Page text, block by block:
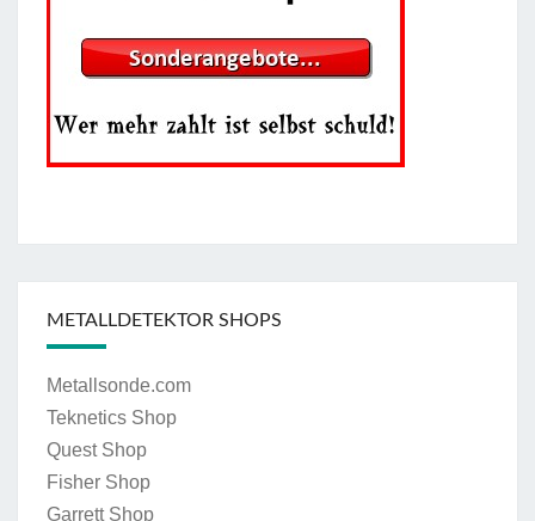
METALLDETEKTOR SHOPS
Metallsonde.com
Teknetics Shop
Quest Shop
Fisher Shop
Garrett Shop